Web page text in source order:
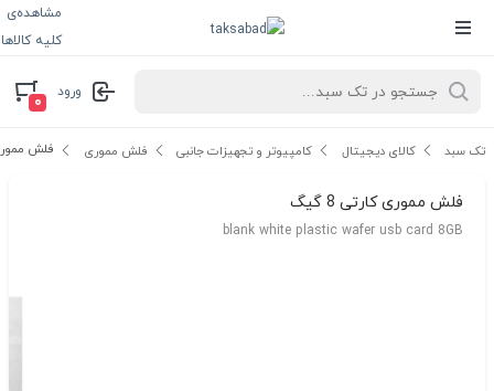
مشاهده‌ی
کلیه کالاها
ورود
۰
تک سبد کالای دیجیتال کامپیوتر و تجهیزات جانبی فلش مموری فلش مموری
فلش مموری کارتی 8 گیگ
blank white plastic wafer usb card 8GB